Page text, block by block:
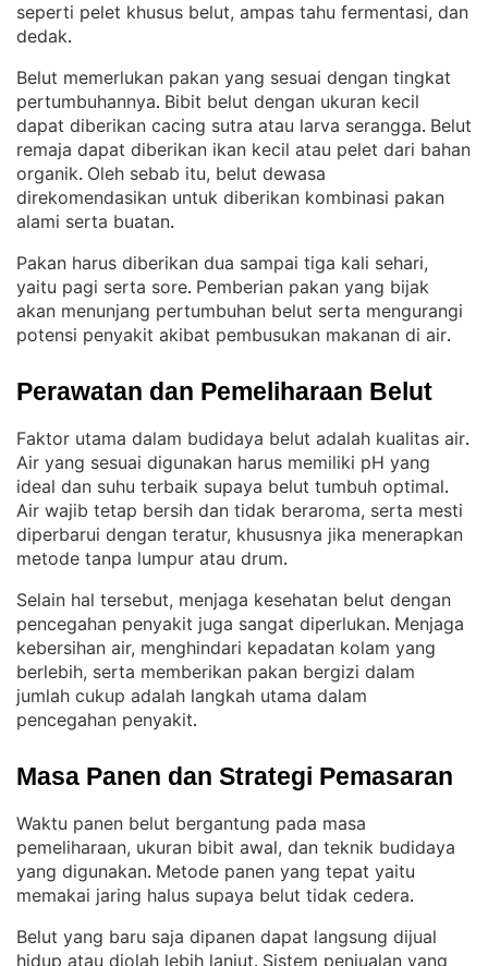
seperti pelet khusus belut, ampas tahu fermentasi, dan
dedak.
Belut memerlukan pakan yang sesuai dengan tingkat
pertumbuhannya. Bibit belut dengan ukuran kecil
dapat diberikan cacing sutra atau larva serangga. Belut
remaja dapat diberikan ikan kecil atau pelet dari bahan
organik. Oleh sebab itu, belut dewasa
direkomendasikan untuk diberikan kombinasi pakan
alami serta buatan.
Pakan harus diberikan dua sampai tiga kali sehari,
yaitu pagi serta sore. Pemberian pakan yang bijak
akan menunjang pertumbuhan belut serta mengurangi
potensi penyakit akibat pembusukan makanan di air.
Perawatan dan Pemeliharaan Belut
Faktor utama dalam budidaya belut adalah kualitas air
Air yang sesuai digunakan harus memiliki pH yang
ideal dan suhu terbaik supaya belut tumbuh optimal
Air wajib tetap bersih dan tidak beraroma, serta mesti
diperbarui dengan teratur, khususnya jika menerapkan
metode tanpa lumpur atau drum.
Selain hal tersebut, menjaga kesehatan belut dengan
pencegahan penyakit juga sangat diperlukan. Menjaga
kebersihan air, menghindari kepadatan kolam yang
berlebih, serta memberikan pakan bergizi dalam
jumlah cukup adalah langkah utama dalam
pencegahan penyakit.
Masa Panen dan Strategi Pemasaran
Waktu panen belut bergantung pada masa
pemeliharaan, ukuran bibit awal, dan teknik budidaya
yang digunakan. Metode panen yang tepat yaitu
memakai jaring halus supaya belut tidak cedera.
Belut yang baru saja dipanen dapat langsung dijual
hidup atau diolah lebih lanjut. Sistem penjualan yang